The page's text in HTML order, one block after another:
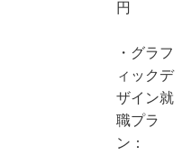
円
・グラフ
ィックデ
ザイン就
職プラ
ン：